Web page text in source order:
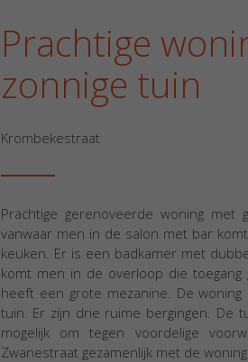
Prachtige
zonnige tuin
Krombekestraat
Prachtige gerenoveerde woning
vanwaar men in de salon met bar
keuken. Er is een badkamer met
komt men in de overloop die
heeft een grote mezanine. De
tuin. Er zijn drie ruime bergingen. De
mogelijk om tegen voordelige
Zwanestraat gezamenlijk met de